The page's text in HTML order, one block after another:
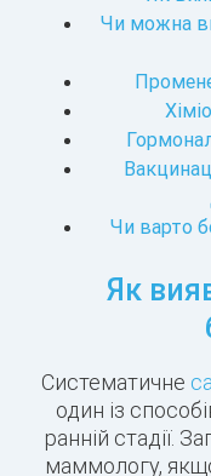
Чи можна
Чи варто
Як
Систематичне
один із
ранній стадії.
маммологу,